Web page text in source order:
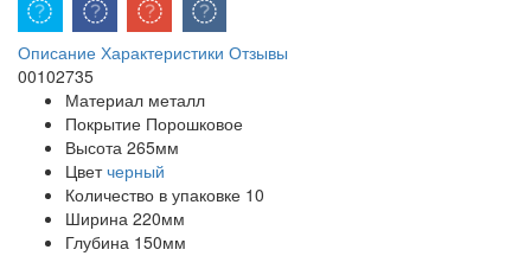
Описание Характеристики Отзывы
00102735
Материал металл
Покрытие Порошковое
Высота 265мм
Цвет черный
Количество в упаковке 10
Ширина 220мм
Глубина 150мм